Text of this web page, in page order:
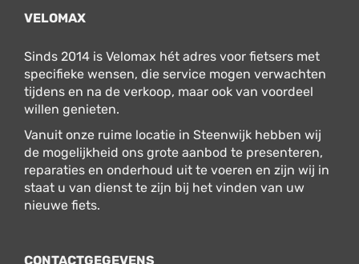
VELOMAX
Sinds 2014 is Velomax hét adres voor fietsers met
specifieke wensen, die service mogen verwachten
tijdens en na de verkoop, maar ook van voordeel
willen genieten.
Vanuit onze ruime locatie in Steenwijk hebben wij
de mogelijkheid ons grote aanbod te presenteren,
reparaties en onderhoud uit te voeren en zijn wij in
staat u van dienst te zijn bij het vinden van uw
nieuwe fiets.
CONTACTGEGEVENS